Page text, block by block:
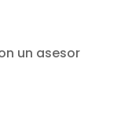
un asesor